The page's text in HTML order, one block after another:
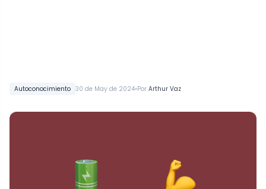
Autoconocimiento 30 de May de 2024•Por Arthur Vaz